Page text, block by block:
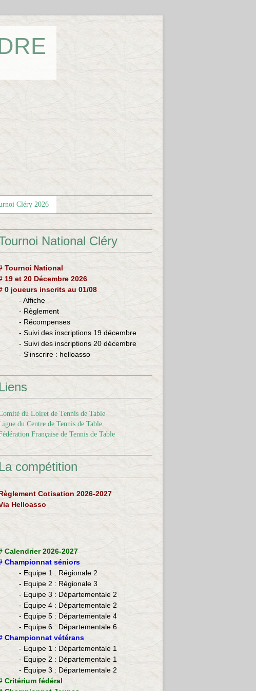
Cléry 2026
National Cléry
Tournoi National
19 et 20 Décembre 2026
0 joueurs inscrits au 01/08
- Affiche
- Règlement
- Récompenses
- Suivi des inscriptions 19 décembre
- Suivi des inscriptions 20 décembre
- S'inscrire : helloasso
Liens
du Loiret de Tennis de Table
du Centre de Tennis de Table
Française de Tennis de Table
La compétition
Cotisation 2026-2027
Helloasso
Calendrier 2026-2027
Championnat séniors
- Equipe 1 : Régionale 2
- Equipe 2 : Régionale 3
- Equipe 3 : Départementale 2
- Equipe 4 : Départementale 2
- Equipe 5 : Départementale 4
- Equipe 6 : Départementale 6
Championnat vétérans
- ​Equipe 1 : Départementale 1
- Equipe 2 : Départementale 1
- Equipe 3 : Départementale 2
Critérium fédéral